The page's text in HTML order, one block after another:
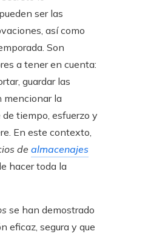
ser las
así como
Son
a tener en cuenta:
guardar las
mencionar la
tiempo, esfuerzo y
En este contexto,
de almacenajes
hacer toda la
se han demostrado
eficaz, segura y que